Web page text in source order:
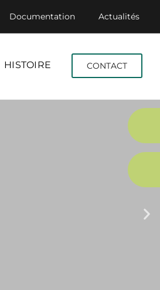
Documentation Actualités
HISTOIRE CONTACT